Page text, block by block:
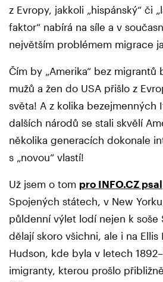
z Evropy, jakkoli „hispánský“ či
faktor“ nabírá na síle a v
největším problémem migrace
Čím by „Amerika“ bez migrantů
mužů a žen do USA přišlo z
světa! A z kolika bezejmenných
dalších národů se stali skvělí
několika generacích dokonale
s „novou“ vlastí!
Už jsem o tom pro INFO.CZ psal
Spojených státech, v New
půldenní výlet lodí nejen k soše
dělají skoro všichni, ale i na
Hudson, kde byla v letech
imigranty, kterou prošlo